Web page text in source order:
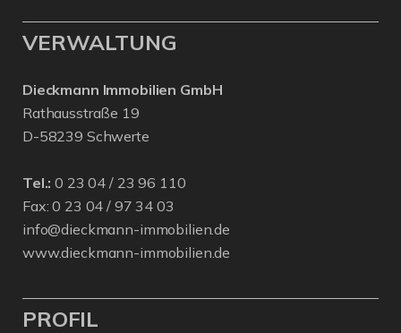
VERWALTUNG
Dieckmann Immobilien GmbH
Rathausstraße 19
D-58239 Schwerte
Tel.: 0 23 04 / 23 96 110
Fax: 0 23 04 / 97 34 03
info@dieckmann-immobilien.de
www.dieckmann-immobilien.de
PROFIL